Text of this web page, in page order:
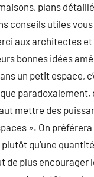
plans
conseils utiles
aux architectes
bonnes idées
un petit espace,
paradoxalement,
mettre des
». On
qu’une
de plus encourager